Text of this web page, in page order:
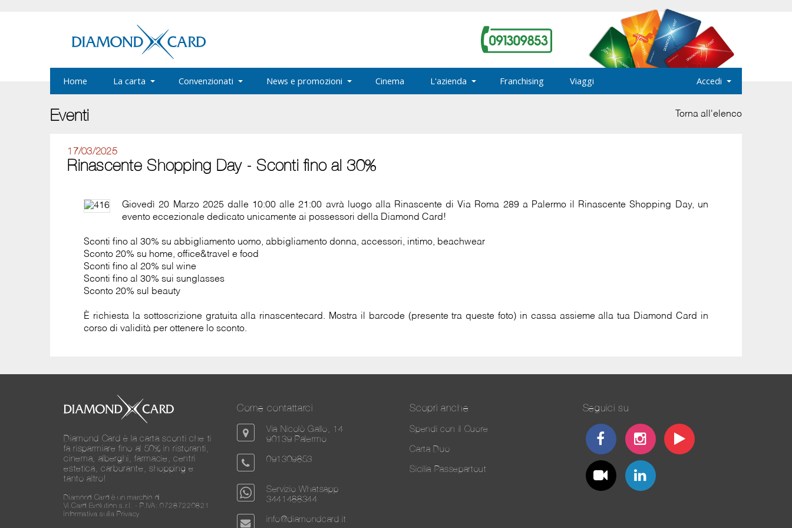
Home La carta Convenzionati News e promozioni Cinema L'azienda Franchising Viaggi Accedi
Eventi Torna all'elenco
17/03/2025
Rinascente Shopping Day - Sconti fino al 30%
Giovedì 20 Marzo 2025 dalle 10:00 alle 21:00 avrà luogo alla Rinascente di Via Roma 289 a Palermo il Rinascente Shopping Day, un
evento eccezionale dedicato unicamente ai possessori della Diamond Card!
Sconti fino al 30% su abbigliamento uomo, abbigliamento donna, accessori, intimo, beachwear
Sconto 20% su home, office&travel e food
Sconti fino al 20% sul wine
Sconti fino al 30% sui sunglasses
Sconto 20% sul beauty
È richiesta la sottoscrizione gratuita alla rinascentecard. Mostra il barcode (presente tra queste foto) in cassa assieme alla tua Diamond Card in
corso di validità per ottenere lo sconto.
Diamond Card è la carta sconti che ti
fa risparmiare fino al 50% in ristoranti,
cinema, alberghi, farmacie, centri
estetica, carburante, shopping e
tanto altro!
Diamond Card è un marchio di
Vi.Card Evolution s.r.l. - P.IVA: 07287220821
Informativa sulla Privacy
Come contattarci
Via Nicolò Gallo, 14
90139 Palermo
091309853
Servizio Whatsapp
3441488344
info@diamondcard.it
Scopri anche
Spendi con il Cuore
Carta Duo
Sicilia Passepartout
Seguici su